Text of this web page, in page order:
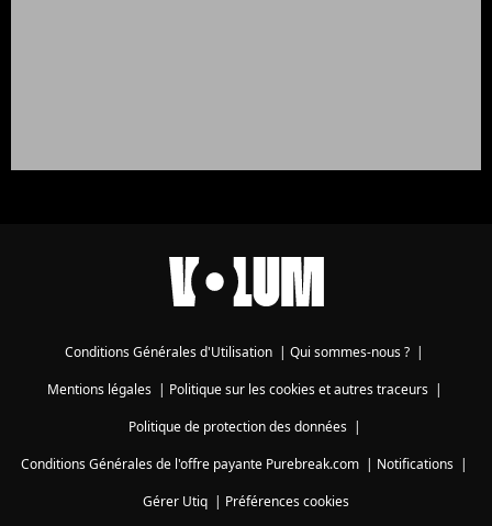
Conditions Générales d'Utilisation | Qui sommes-nous ? |
Mentions légales| Politique sur les cookies et autres traceurs|
Politique de protection des données|
Conditions Générales de l'offre payante Purebreak.com | Notifications |
Gérer Utiq | Préférences cookies